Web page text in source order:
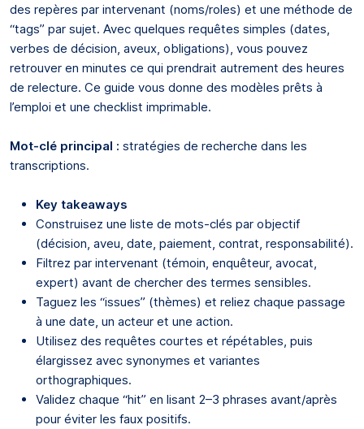
des repères par intervenant (noms/roles) et une méthode de
“tags” par sujet. Avec quelques requêtes simples (dates,
verbes de décision, aveux, obligations), vous pouvez
retrouver en minutes ce qui prendrait autrement des heures
de relecture. Ce guide vous donne des modèles prêts à
l’emploi et une checklist imprimable.
Mot-clé principal : stratégies de recherche dans les
transcriptions.
Key takeaways
Construisez une liste de mots-clés par objectif
(décision, aveu, date, paiement, contrat, responsabilité).
Filtrez par intervenant (témoin, enquêteur, avocat,
expert) avant de chercher des termes sensibles.
Taguez les “issues” (thèmes) et reliez chaque passage
à une date, un acteur et une action.
Utilisez des requêtes courtes et répétables, puis
élargissez avec synonymes et variantes
orthographiques.
Validez chaque “hit” en lisant 2–3 phrases avant/après
pour éviter les faux positifs.